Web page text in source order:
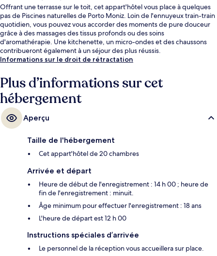
Offrant une terrasse sur le toit, cet appart'hôtel vous place à quelques
pas de Piscines naturelles de Porto Moniz. Loin de l'ennuyeux train-train
quotidien, vous pouvez vous accorder des moments de pure douceur
grâce à des massages des tissus profonds ou des soins
d'aromathérapie. Une kitchenette, un micro-ondes et des chaussons
contribueront également à un séjour des plus réussis.
Informations sur le droit de rétractation
Plus d’informations sur cet
hébergement
Aperçu
Taille de l'hébergement
Cet appart'hôtel de 20 chambres
Arrivée et départ
Heure de début de l'enregistrement : 14 h 00 ; heure de
fin de l'enregistrement : minuit.
Âge minimum pour effectuer l'enregistrement : 18 ans
L'heure de départ est 12 h 00
Instructions spéciales d’arrivée
Le personnel de la réception vous accueillera sur place.